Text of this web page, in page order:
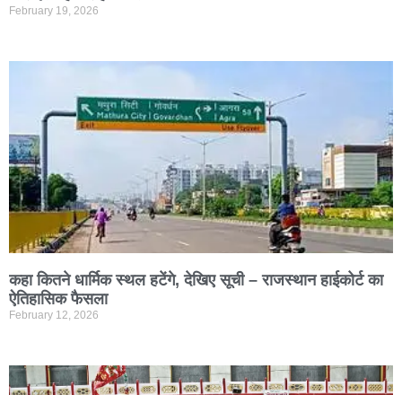
February 19, 2026
कहा कितने धार्मिक स्थल हटेंगे, देखिए सूची – राजस्थान हाईकोर्ट का
ऐतिहासिक फैसला
February 12, 2026